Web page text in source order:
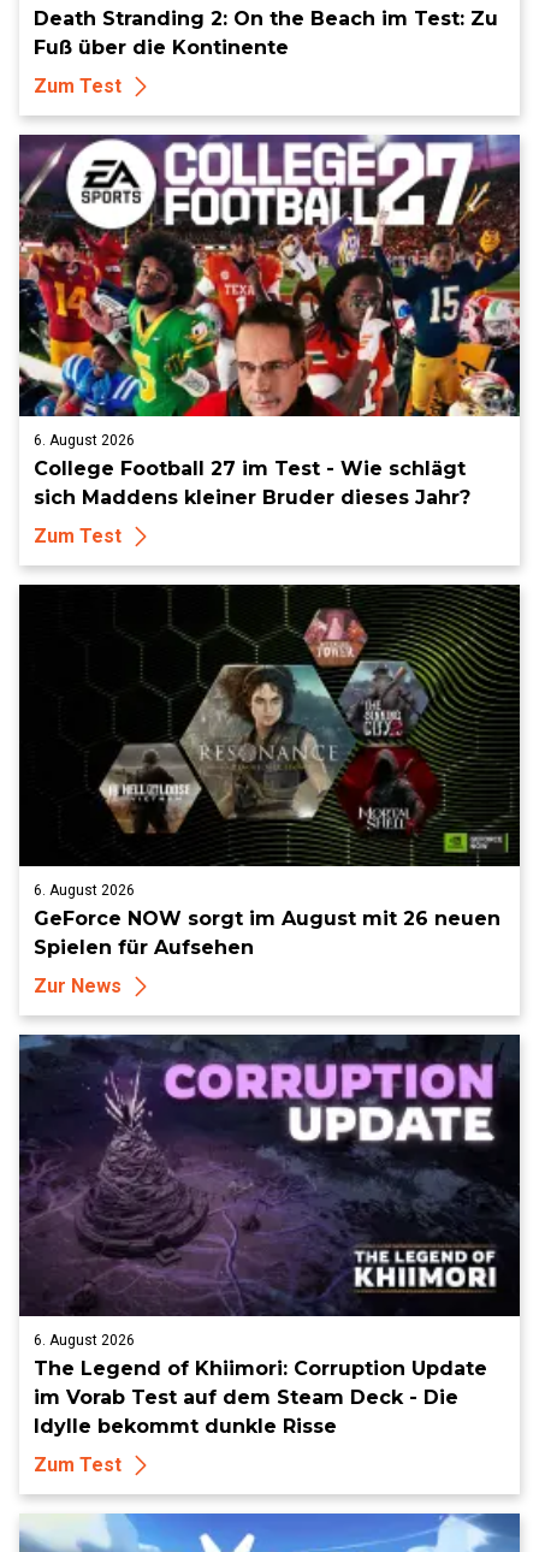
Death Stranding 2: On the Beach im Test: Zu
Fuß über die Kontinente
Zum Test
6. August 2026
College Football 27 im Test - Wie schlägt
sich Maddens kleiner Bruder dieses Jahr?
Zum Test
6. August 2026
GeForce NOW sorgt im August mit 26 neuen
Spielen für Aufsehen
Zur News
6. August 2026
The Legend of Khiimori: Corruption Update
im Vorab Test auf dem Steam Deck - Die
Idylle bekommt dunkle Risse
Zum Test